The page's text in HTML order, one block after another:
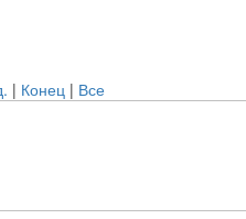
| Конец | Все